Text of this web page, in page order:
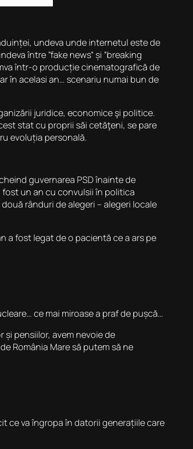
undeva unde internetul este de
între ”fake news” și ”breaking
într-o producție cinematografică de
în acelasi an… scenariu numai bun de
juridice, economice şi politice.
stat cu proprii săi cetăţeni, se pare
evoluția personală.
guvernarea PSD înainte de
fost un an cu convulsii în politica
rânduri de alegeri – alegeri locale
a fost legat de o pacientă ce a ars pe
ce mai miroase a praf de pușcă…
și pensiilor, avem nevoie de
România Mare să putem să ne
ce va îngropa în datorii generațiile care